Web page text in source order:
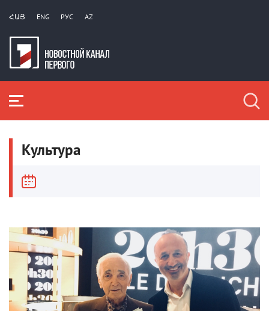
ՀԱՅ ENG РУС AZ
Культура